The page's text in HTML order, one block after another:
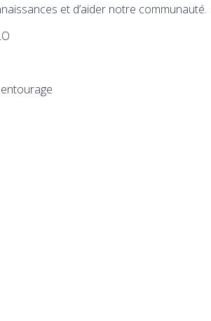
et d’aider notre communauté.